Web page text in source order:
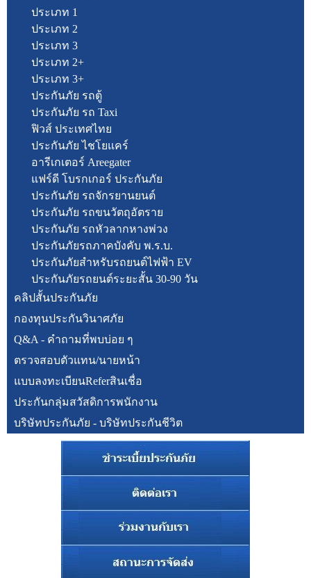
ประเภท 1
ประเภท 2
ประเภท 3
ประเภท 2+
ประเภท 3+
ประกันภัย รถตู้
ประกันภัย รถ Taxi
ฟิวส์ ประเทศไทย
ประกันภัย ไชโยแคร์
อารีเกเตอร์ Areegater
แฟร์ดี โบรกเกอร์ ประกันภัย
ประกันภัย รถจักรยานยนต์
ประกันภัย รถขนวัตถุอัตราย
ประกันภัย รถหัวลากหางพ่วง
ประกันภัยรถภาคบังคับ พ.ร.บ.
ประกันภัยสำหรับรถยนต์ไฟฟ้า EV
ประกันภัยรถยนต์ระยะสั้น 30-90 วัน
คลิปสั้นประกันภัย
กองทุนประกันวินาศภัย
Q&A - คำถามที่พบบ่อย ๆ
ตรวจสอบตัวแทน/นายหน้า
แบบลงทะเบียนReferสินเชื่อ
ประกันกลุ่มสวัสดิการพนักงาน
บริษัทประกันภัย - บริษัทประกันชีวิต